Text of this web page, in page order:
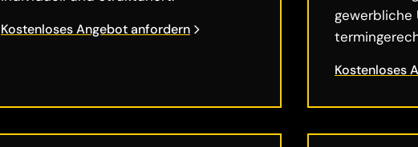
Kostenloses Angebot anfordern
gewerbliche
Kostenloses